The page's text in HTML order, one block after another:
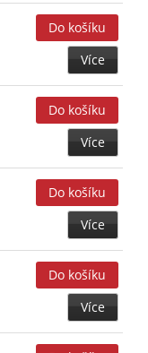
Více
Více
Více
Více